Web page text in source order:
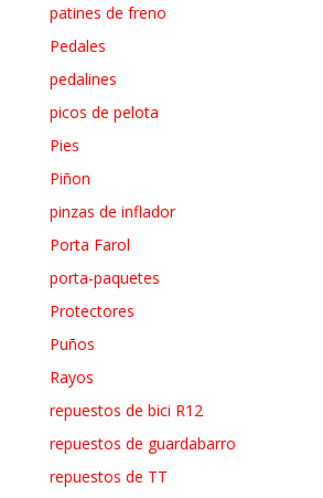
patines de freno
Pedales
pedalines
picos de pelota
Pies
Piñon
pinzas de inflador
Porta Farol
porta-paquetes
Protectores
Puños
Rayos
repuestos de bici R12
repuestos de guardabarro
repuestos de TT